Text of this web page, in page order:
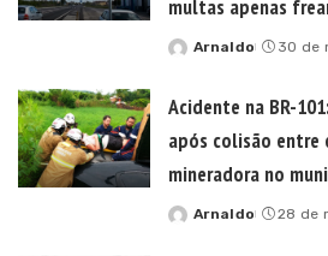
multas apenas
Posted
Arnaldo 30 de
Acidente na BR-
após colisão entre
mineradora no
Posted
Arnaldo 28 de